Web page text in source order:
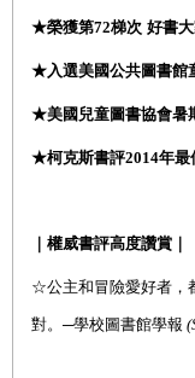
★榮獲第72梯次 好書
★入選美國公共圖書館
★美國兒童圖書協會暑
★柯克斯書評2014年最
｜權威書評高度讚賞｜
☆公主和冒險愛好者，
對。 ─學校圖書館學報